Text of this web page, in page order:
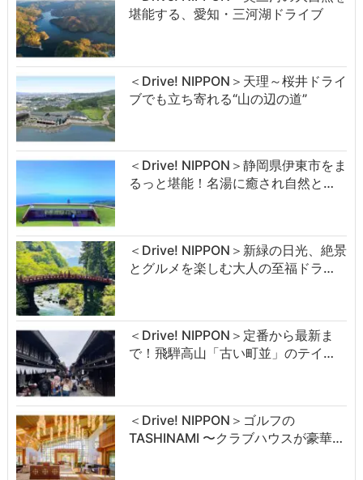
堪能する、愛知・三河湖ドライブ
＜Drive! NIPPON＞天理～桜井ドライ
ブでも立ち寄れる“山の辺の道”
＜Drive! NIPPON＞静岡県伊東市をま
るっと堪能！名湯に癒され自然と…
＜Drive! NIPPON＞新緑の日光、絶景
とグルメを楽しむ大人の至福ドラ…
＜Drive! NIPPON＞定番から最新ま
で！飛騨高山「古い町並」のテイ…
＜Drive! NIPPON＞ゴルフの
TASHINAMI 〜クラブハウスが豪華…